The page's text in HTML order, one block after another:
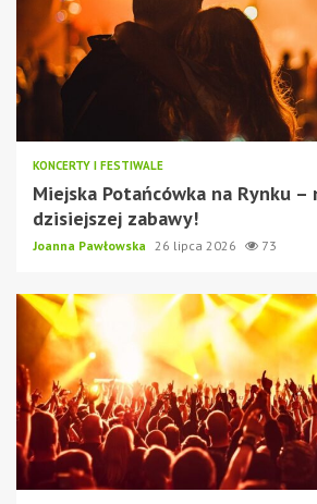
KONCERTY I FESTIWALE
Miejska Potańcówka na Rynku –
dzisiejszej zabawy!
Joanna Pawłowska 26 lipca 2026 73